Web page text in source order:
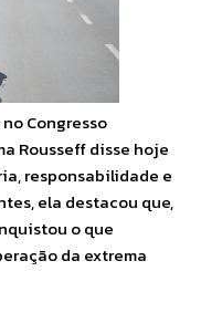
Congresso
Rousseff disse hoje
responsabilidade e
ela destacou que,
o que
da extrema